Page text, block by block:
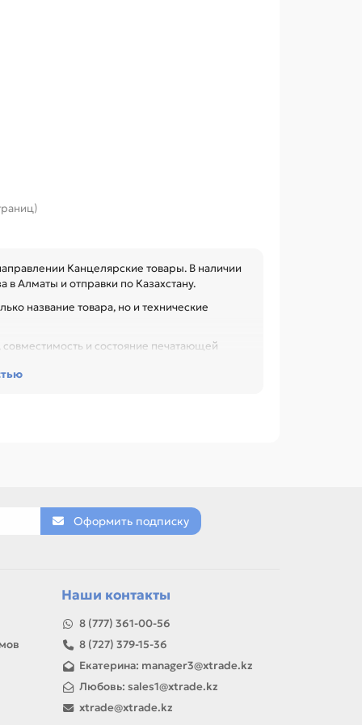
Канцелярские товары. В наличии
в Алматы и отправки по Казахстану.
название товара, но и технические
и состояние печатающей
можно использовать для замены,
Оформить подписку
Наши контакты
8 (777) 361-00-56
8 (727) 379-15-36
Екатерина: manager3@xtrade.kz
Любовь: sales1@xtrade.kz
xtrade@xtrade.kz